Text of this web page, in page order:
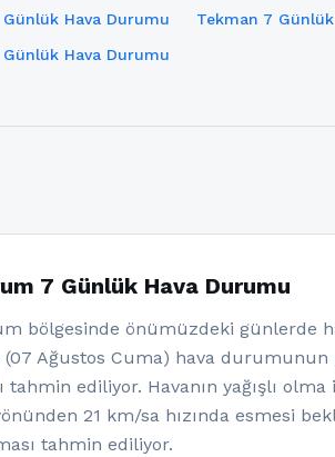
Günlük Hava Durumu
Tekman 7
Hava Durumu
7 Günlük Hava Durumu
bölgesinde önümüzdeki günlerde
Ağustos Cuma) hava durumunun
tahmin ediliyor. Havanın yağışlı
21 km/sa hızında esmesi
tahmin ediliyor.